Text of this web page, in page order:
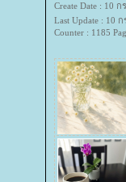
Create Date : 10
Last Update : 10
Counter : 1185